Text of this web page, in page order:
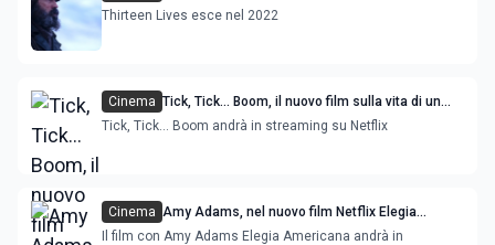
con Colin Farrell e Viggo Mortensen
Thirteen Lives esce nel 2022
Cinema Tick, Tick... Boom, il nuovo film sulla vita di un
compositore con Andrew Garfield
Tick, Tick... Boom andrà in streaming su Netflix
Cinema Amy Adams, nel nuovo film Netflix Elegia
Americana diretto da Ron Howard
Il film con Amy Adams Elegia Americana andrà in